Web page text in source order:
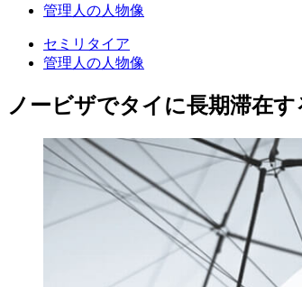
管理人の人物像
セミリタイア
管理人の人物像
ノービザでタイに長期滞在す